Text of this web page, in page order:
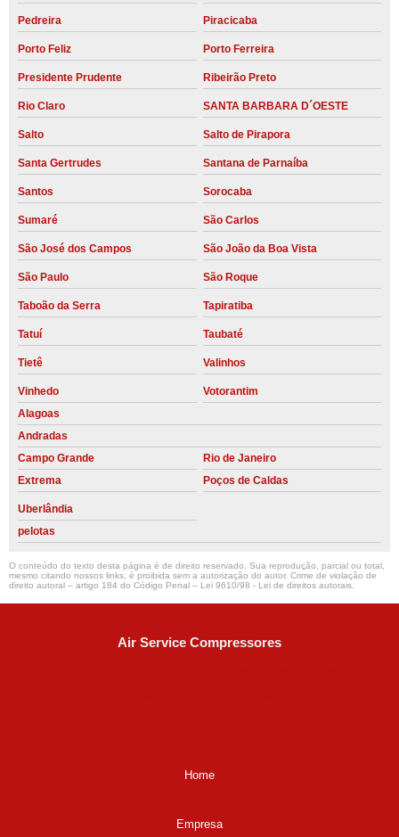
Pedreira Piracicaba
Porto Feliz Porto Ferreira
Presidente Prudente Ribeirão Preto
Rio Claro SANTA BARBARA D´OESTE
Salto Salto de Pirapora
Santa Gertrudes Santana de Parnaíba
Santos Sorocaba
Sumaré São Carlos
São José dos Campos São João da Boa Vista
São Paulo São Roque
Taboão da Serra Tapiratiba
Tatuí Taubaté
Tietê Valinhos
Vinhedo
Votorantim
Alagoas
Andradas
Campo Grande
Rio de Janeiro
Extrema
Poços de Caldas
Uberlândia
pelotas
O conteúdo do texto desta página é de direito reservado. Sua reprodução, parcial ou total,
mesmo citando nossos links, é proibida sem a autorização do autor. Crime de violação de
direito autoral – artigo 184 do Código Penal – Lei 9610/98 - Lei de direitos autorais.
Air Service Compressores
Home
Empresa